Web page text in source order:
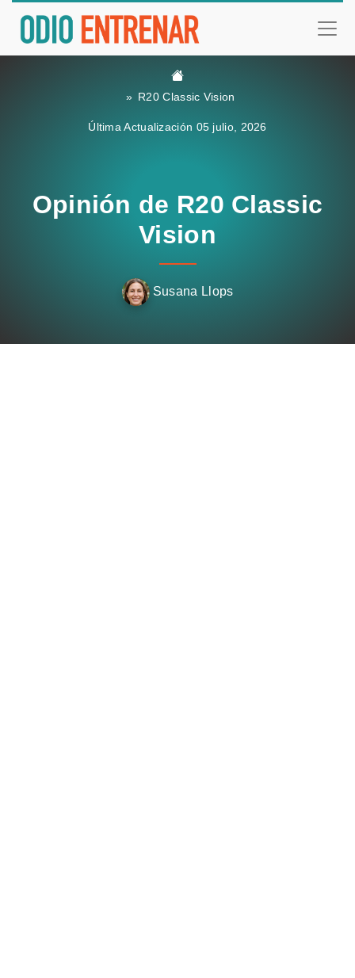
R20 Classic Vision
Última Actualización 05 julio, 2026
Opinión de R20 Classic
Vision
Susana Llops